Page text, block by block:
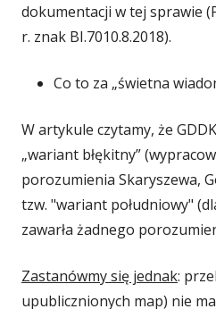
dokumentacji w tej sprawie
r. znak BI.7010.8.2018).
Co to za „świetna
W artykule czytamy, że
„wariant błękitny”
porozumienia Skaryszewa,
tzw. "wariant południowy"
zawarła żadnego
Zastanówmy się jednak:
upublicznionych map) nie